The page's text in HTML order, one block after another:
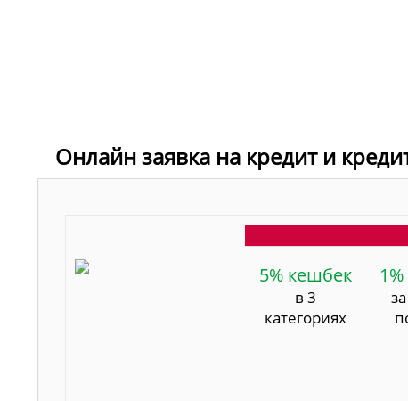
Онлайн заявка на кредит и
5% кешбек
в 3
категориях